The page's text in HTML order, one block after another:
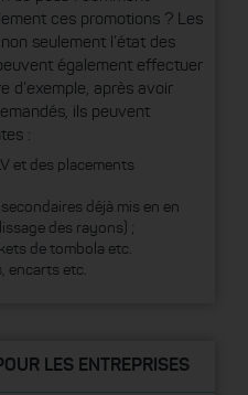
ces promotions ? Les
seulement l’état des
également effectuer
d’exemple, après avoir
ils peuvent
:
et des placements
déjà mis en en
des rayons) ;
de tombola etc.
encarts etc.
LES ENTREPRISES